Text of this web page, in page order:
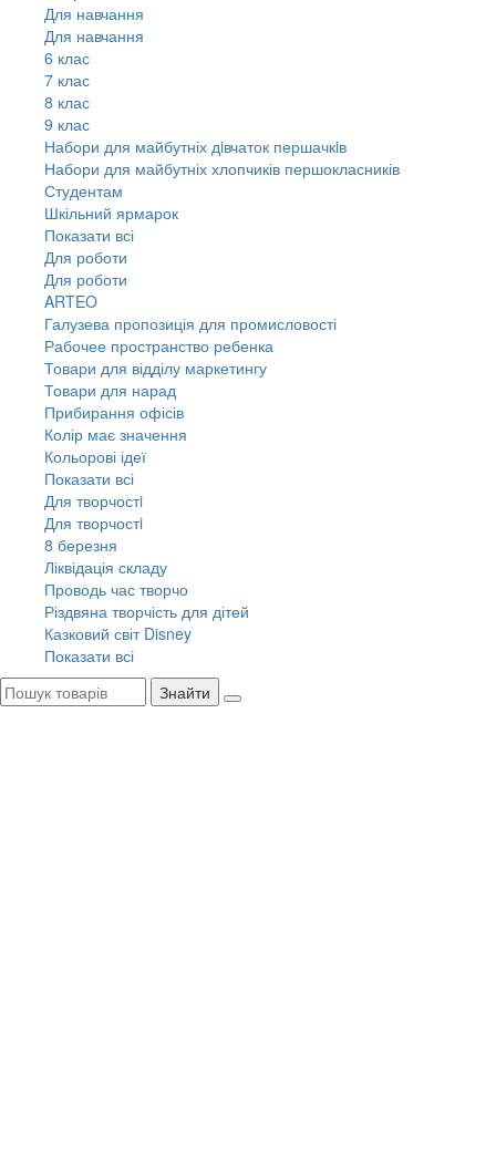
Для навчання
Для навчання
6 клас
7 клас
8 клас
9 клас
Набори для майбутніх дiвчаток першачкiв
Набори для майбутніх хлопчиків першокласників
Студентам
Шкільний ярмарок
Показати всі
Для роботи
Для роботи
ARTEO
Галузева пропозиція для промисловості
Рабочее пространство ребенка
Товари для відділу маркетингу
Товари для нарад
Прибирання офісів
Колір має значення
Кольорові ідеї
Показати всі
Для творчостi
Для творчостi
8 березня
Ліквідація складу
Проводь час творчо
Різдвяна творчість для дітей
Казковий світ Disney
Показати всі
Знайти